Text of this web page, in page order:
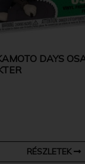
DAYS
RÉSZLETEK